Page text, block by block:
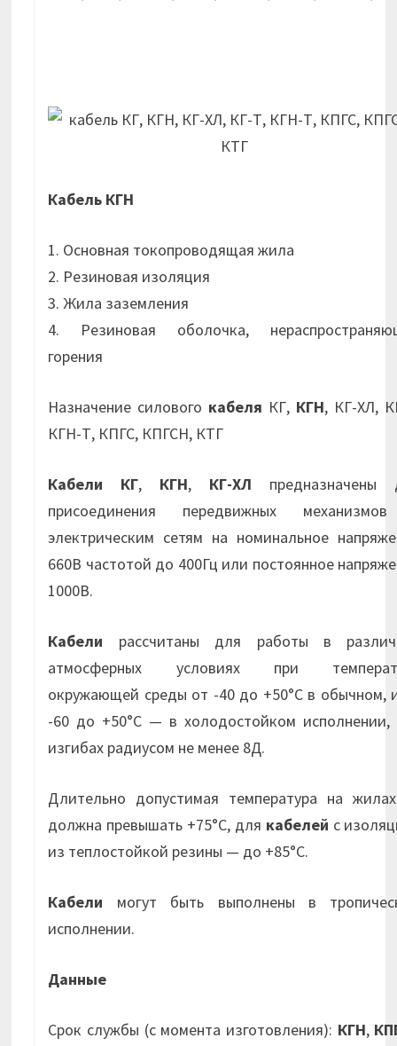
Кабель КГН
1. Основная токопроводящая жила
2. Резиновая изоляция
3. Жила заземления
4. Резиновая оболочка,
горения
Назначение силового кабеля КГ, КГН, КГ-ХЛ,
КГН-Т, КПГС, КПГСН, КТГ
Кабели КГ, КГН, КГ-ХЛ предназначены
присоединения передвижных
электрическим сетям на номинальное
660В частотой до 400Гц или постоянное
1000В.
Кабели рассчитаны для работы в
атмосферных условиях при
окружающей среды от -40 до +50°С в обычном,
-60 до +50°С — в холодостойком исполнении,
изгибах радиусом не менее 8Д.
Длительно допустимая температура на
должна превышать +75°С, для кабелей с
из теплостойкой резины — до +85°С.
Кабели могут быть выполнены в
исполнении.
Данные
Срок службы (с момента изготовления): КГН,